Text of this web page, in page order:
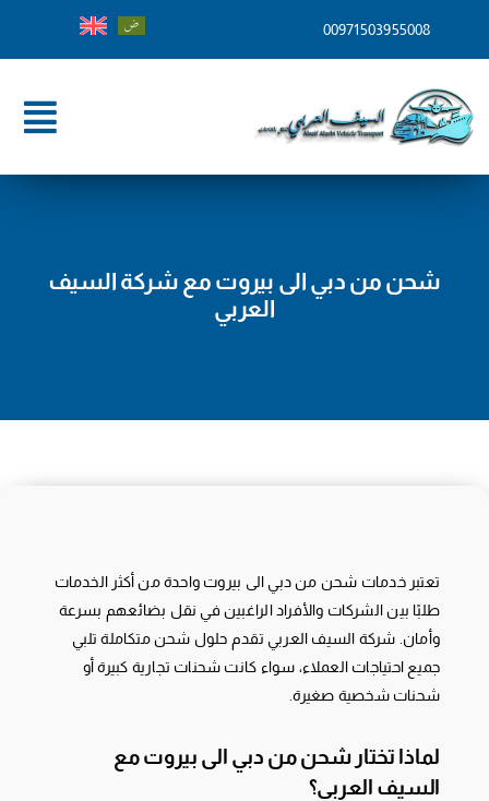
00971503955008
الرئيسية
خدماتنا
المدونة
شحن من دبي الى بيروت مع شركة السيف
العربي
تعتبر خدمات شحن من دبي الى بيروت واحدة من أكثر الخدمات
طلبًا بين الشركات والأفراد الراغبين في نقل بضائعهم بسرعة
وأمان. شركة السيف العربي تقدم حلول شحن متكاملة تلبي
جميع احتياجات العملاء، سواء كانت شحنات تجارية كبيرة أو
شحنات شخصية صغيرة.
لماذا تختار شحن من دبي الى بيروت مع
السيف العربي؟